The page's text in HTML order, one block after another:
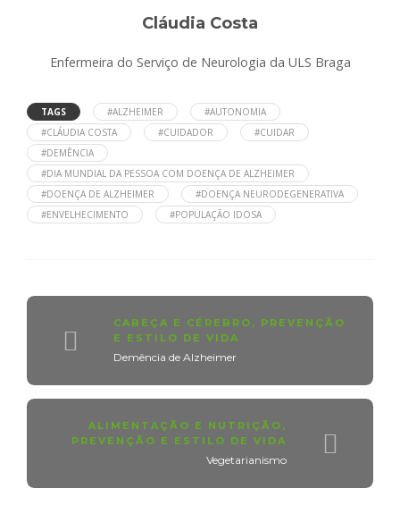
Cláudia Costa
Enfermeira do Serviço de Neurologia da ULS Braga
TAGS #ALZHEIMER
#AUTONOMIA
#CLÁUDIA COSTA
#CUIDADOR
#CUIDAR
#DEMÊNCIA
#DIA MUNDIAL DA PESSOA COM DOENÇA DE ALZHEIMER
#DOENÇA DE ALZHEIMER
#DOENÇA NEURODEGENERATIVA
#ENVELHECIMENTO
#POPULAÇÃO IDOSA
CABEÇA E CÉREBRO , PREVENÇÃO
E ESTILO DE VIDA
Demência de Alzheimer
ALIMENTAÇÃO E NUTRIÇÃO ,
PREVENÇÃO E ESTILO DE VIDA
Vegetarianismo